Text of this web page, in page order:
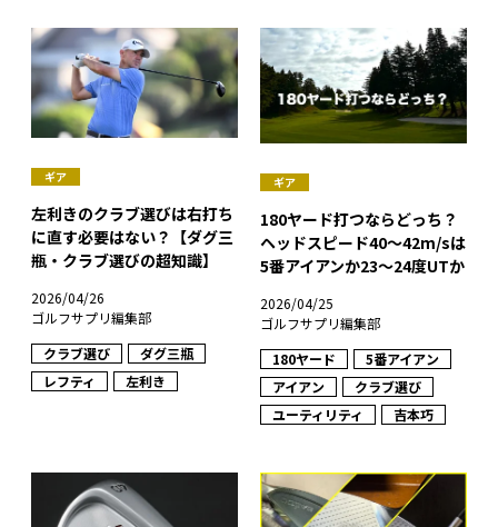
ギア
左利きのクラブ選びは右打ち
に直す必要はない？【ダグ三
瓶・クラブ選びの超知識】
2026/04/26
ゴルフサプリ編集部
クラブ選び
ダグ三瓶
レフティ
左利き
ギア
180ヤード打つならどっち？
ヘッドスピード40〜42m/sは
5番アイアンか23〜24度UTか
2026/04/25
ゴルフサプリ編集部
180ヤード
5番アイアン
アイアン
クラブ選び
ユーティリティ
吉本巧